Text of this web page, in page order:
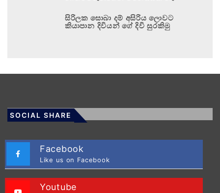
සිරිලක සොබා දම් අසිරිය ලොවට
කියාපාන දිවියන් ගේ දිවි සුරකිමු
SOCIAL SHARE
Facebook
Like us on Facebook
Youtube